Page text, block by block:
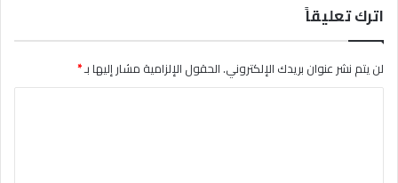
اترك تعليقاً
لن يتم نشر عنوان بريدك الإلكتروني.الحقول الإلزامية مشار إليها بـ*